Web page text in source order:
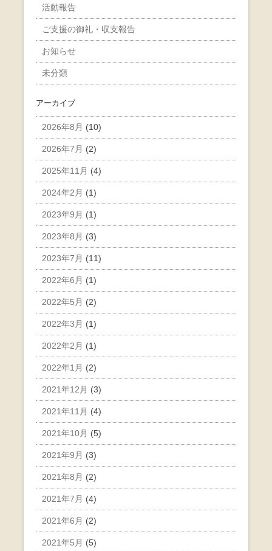
活動報告
ご支援の御礼・収支報告
お知らせ
未分類
アーカイブ
2026年8月 (10)
2026年7月 (2)
2025年11月 (4)
2024年2月 (1)
2023年9月 (1)
2023年8月 (3)
2023年7月 (11)
2022年6月 (1)
2022年5月 (2)
2022年3月 (1)
2022年2月 (1)
2022年1月 (2)
2021年12月 (3)
2021年11月 (4)
2021年10月 (5)
2021年9月 (3)
2021年8月 (2)
2021年7月 (4)
2021年6月 (2)
2021年5月 (5)